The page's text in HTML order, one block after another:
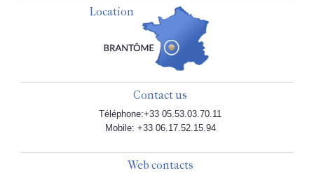
Location
Contact us
Téléphone:+33 05.53.03.70.11
Mobile: +33 06.17.52.15.94
Web contacts